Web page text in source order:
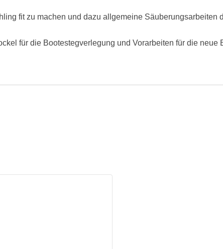
fit zu machen und dazu allgemeine Säuberungsarbeiten
für die Bootestegverlegung und Vorarbeiten für die